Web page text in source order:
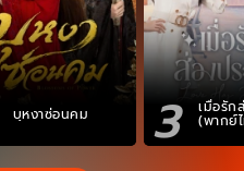
บุหงาซ่อนคม 3 เมื่อรัก
(พากย์